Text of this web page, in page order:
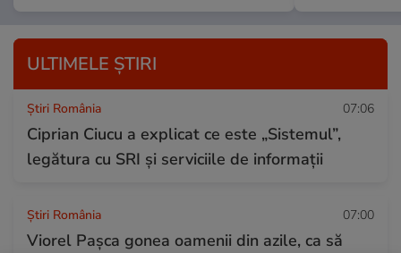
ULTIMELE ȘTIRI
Știri România 07:06
Ciprian Ciucu a explicat ce este „Sistemul”,
legătura cu SRI și serviciile de informații
Știri România 07:00
Viorel Paşca gonea oamenii din azile, ca să